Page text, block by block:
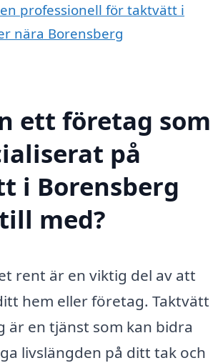
professionell för taktvätt i
nära Borensberg
ett företag som
på
i Borensberg
med?
rent är en viktig del av att
hem eller företag. Taktvätt
är en tjänst som kan bidra
livslängden på ditt tak och